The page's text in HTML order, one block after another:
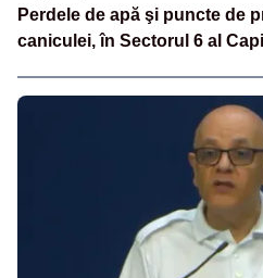
Perdele de apă şi puncte de
caniculei, în Sectorul 6 al